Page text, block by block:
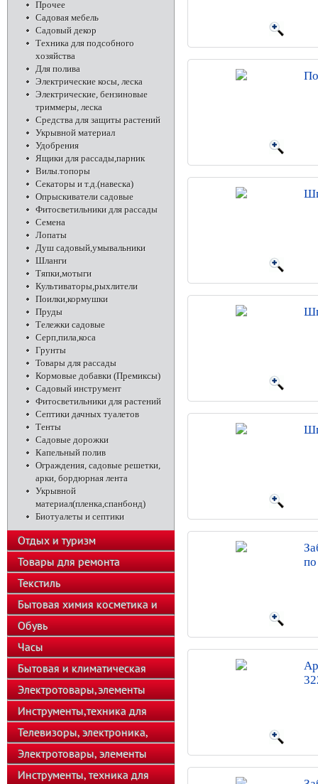
Прочее
Садовая мебель
Садовый декор
Техника для подсобного
хозяйства
Для полива
Электрические косы, леска
Электрические, бензиновые
триммеры, леска
Средства для защиты растений
Укрывной материал
Удобрения
Ящики для рассады,парник
Вилы.топоры
Секаторы и т.д.(навеска)
Опрыскиватели садовые
Фитосветильники для рассады
Семена
Лопаты
Душ садовый,умывальники
Шланги
Тяпки,мотыги
Культиваторы,рыхлители
Поилки,кормушки
Пруды
Тележки садовые
Серп,пила,коса
Грунты
Товары для рассады
Кормовые добавки (Премиксы)
Садовый инструмент
Фитосветильники для растений
Септики дачных туалетов
Тенты
Садовые дорожки
Капельный полив
Ограждения, садовые решетки,
арки, бордюрная лента
Укрывной
материал(пленка,спанбонд)
Биотуалеты и септики
Отдых и туризм
Товары для ремонта
Текстиль
Бытовая химия косметика и
парфюмерия
Обувь
Часы
Бытовая и климатическая
техника
Электротовары,элементы
питания
Инструменты,техника для
подсобного хозяйства
Телевизоры, электроника,
телефоны
Электротовары, элементы
питания, освещение
Инструменты, техника для